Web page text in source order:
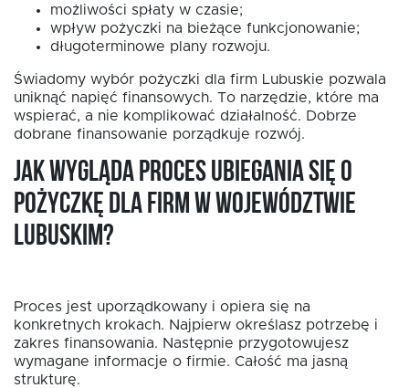
możliwości spłaty w czasie;
wpływ pożyczki na bieżące funkcjonowanie;
długoterminowe plany rozwoju.
Świadomy wybór pożyczki dla firm Lubuskie pozwala
uniknąć napięć finansowych. To narzędzie, które ma
wspierać, a nie komplikować działalność. Dobrze
dobrane finansowanie porządkuje rozwój.
Jak wygląda proces ubiegania się o
pożyczkę dla firm w województwie
lubuskim?
Proces jest uporządkowany i opiera się na
konkretnych krokach. Najpierw określasz potrzebę i
zakres finansowania. Następnie przygotowujesz
wymagane informacje o firmie. Całość ma jasną
strukturę.